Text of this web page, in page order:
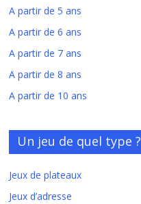
A partir de 5 ans
A partir de 6 ans
A partir de 7 ans
A partir de 8 ans
A partir de 10 ans
Un jeu de quel type ?
Jeux de plateaux
Jeux d’adresse